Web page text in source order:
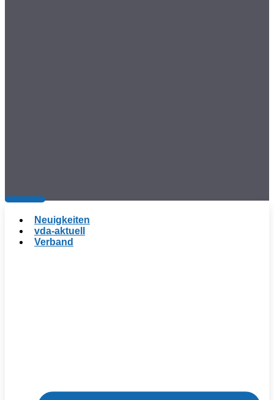
Neuigkeiten
vda-aktuell
Verband